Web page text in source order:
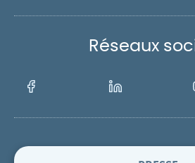
Réseaux
Facebook LinkedIn